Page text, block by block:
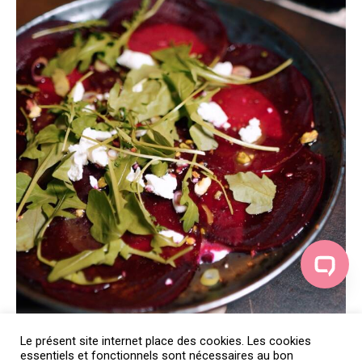
Le présent site internet place des cookies. Les cookies
essentiels et fonctionnels sont nécessaires au bon